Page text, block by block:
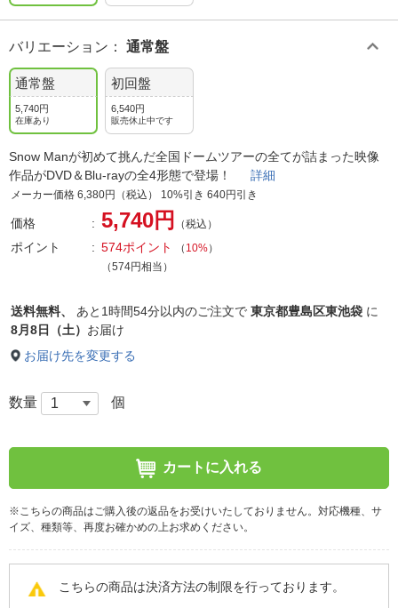
バリエーション ： 通常盤
通常盤
5,740円
在庫あり
初回盤
6,540円
販売休止中です
Snow Manが初めて挑んだ全国ドームツアーの全てが詰まった映像
作品がDVD＆Blu-rayの全4形態で登場！ 詳細
メーカー価格 6,380円（税込） 10%引き 640円引き
価格 5,740円 （税込）
ポイント 574ポイント （ 10%）
（574円相当）
送料無料、 あと 1時間54分以内のご注文で 東京都豊島区東池袋 に
8月8日（土） お届け
お届け先を変更する
数量 個
カートに入れる
※こちらの商品はご購入後の返品をお受けいたしておりません。対応機種、サ
イズ、種類等、再度お確かめの上お求めください。
こちらの商品は決済方法の制限を行っております。